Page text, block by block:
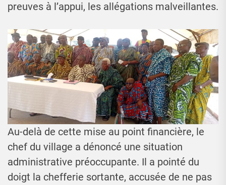
preuves à l’appui, les allégations malveillantes.
Au-delà de cette mise au point financière, le
chef du village a dénoncé une situation
administrative préoccupante. Il a pointé du
doigt la chefferie sortante, accusée de ne pas